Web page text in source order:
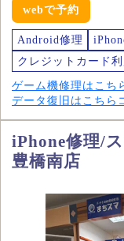
webで予約
Android修理
クレジットカード
ゲーム機修理はこち
データ復旧はこちら
iPhone修理/
豊橋南店